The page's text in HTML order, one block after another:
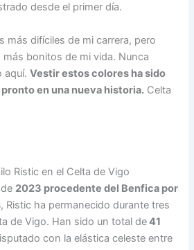
desde el primer día.
más difíciles de mi carrera, pero
bonitos de mi vida. Nunca
aquí.Vestir estos colores ha sido
en una nueva historia. Celta
Ristic en el Celta de Vigo
2023 procedente del Benfica por
, Ristic ha permanecido durante tres
de Vigo. Han sido un total de41
con la elástica celeste entre